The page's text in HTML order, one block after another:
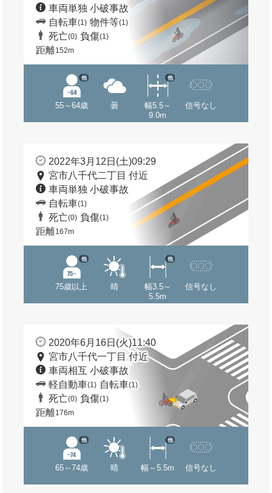
車両単独 小破事故
自転車(1) 物件等(1)
死亡(0) 負傷(1)
距離152m
55～64歳
他
曇
幅5.5～
9.0m
他
信号なし
2022年3月12日(土)09:29
宮市八千代二丁目 付近
車両単独 小破事故
自転車(1)
死亡(0) 負傷(1)
距離167m
75歳以上
他
晴
幅3.5～
5.5m
他
信号なし
2020年6月16日(火)11:40
宮市八千代一丁目 付近
車両相互 小破事故
軽自動車(1) 自転車(1)
死亡(0) 負傷(1)
距離176m
65～74歳
他
晴 幅～5.5m
他
信号なし